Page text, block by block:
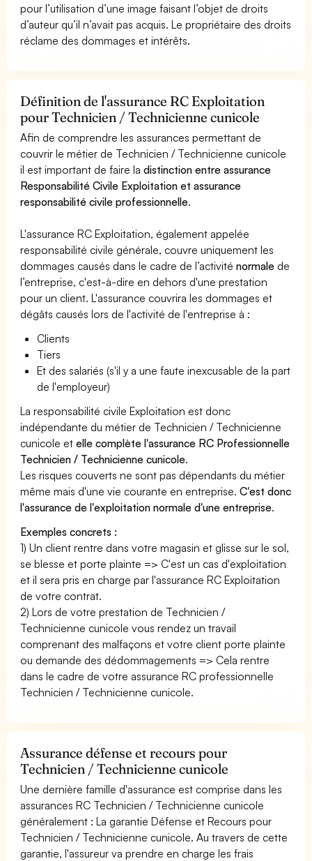
pour l’utilisation d’une image faisant l’objet de droits
d’auteur qu’il n’avait pas acquis. Le propriétaire des droits
réclame des dommages et intérêts.
Définition de l'assurance RC Exploitation
pour Technicien / Technicienne cunicole
Afin de comprendre les assurances permettant de
couvrir le métier de Technicien / Technicienne cunicole
il est important de faire ladistinction entre assurance
Responsabilité Civile Exploitation et assurance
responsabilité civile professionnelle.
L'assurance RC Exploitation, également appelée
responsabilité civile générale, couvre uniquement les
dommages causés dans le cadre de l’activiténormale de
l’entreprise, c'est-à-dire en dehors d'une prestation
pour un client. L'assurance couvrira les dommages et
dégâts causés lors de l'activité de l'entreprise à :
Clients
Tiers
Et des salariés (s'il y a une faute inexcusable de la part
de l'employeur)
La responsabilité civile Exploitation est donc
indépendante du métier de Technicien / Technicienne
cunicole etelle complète l'assurance RC Professionnelle
Technicien / Technicienne cunicole.
Les risques couverts ne sont pas dépendants du métier
même mais d'une vie courante en entreprise.C'est donc
l'assurance de l'exploitation normale d'une entreprise.
Exemples concrets :
1) Un client rentre dans votre magasin et glisse sur le sol,
se blesse et porte plainte => C'est un cas d'exploitation
et il sera pris en charge par l'assurance RC Exploitation
de votre contrat.
2) Lors de votre prestation de Technicien /
Technicienne cunicole vous rendez un travail
comprenant des malfaçons et votre client porte plainte
ou demande des dédommagements => Cela rentre
dans le cadre de votre assurance RC professionnelle
Technicien / Technicienne cunicole.
Assurance défense et recours pour
Technicien / Technicienne cunicole
Une dernière famille d'assurance est comprise dans les
assurances RC Technicien / Technicienne cunicole
généralement : La garantie Défense et Recours pour
Technicien / Technicienne cunicole. Au travers de cette
garantie, l'assureur va prendre en charge les frais